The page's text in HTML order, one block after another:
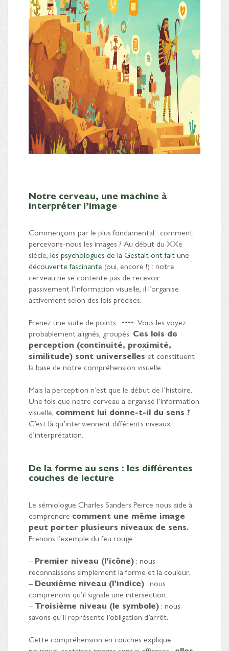
Notre cerveau, une machine à
interpréter l’image
Commençons par le plus fondamental : comment
percevons-nous les images ? Au début du XXe
siècle, les psychologues de la Gestalt ont fait une
découverte fascinante (oui, encore !) : notre
cerveau ne se contente pas de recevoir
passivement l’information visuelle, il l’organise
activement selon des lois précises.
Prenez une suite de points : ••••. Vous les voyez
probablement alignés, groupés. Ces lois de
perception (continuité, proximité,
similitude) sont universelles et constituent
la base de notre compréhension visuelle.
Mais la perception n’est que le début de l’histoire.
Une fois que notre cerveau a organisé l’information
visuelle, comment lui donne-t-il du sens ?
C’est là qu’interviennent différents niveaux
d’interprétation.
De la forme au sens : les différentes
couches de lecture
Le sémiologue Charles Sanders Peirce nous aide à
comprendre comment une même image
peut porter plusieurs niveaux de sens.
Prenons l’exemple du feu rouge :
– Premier niveau (l’icône): nous
reconnaissons simplement la forme et la couleur.
– Deuxième niveau (l’indice): nous
comprenons qu’il signale une intersection.
– Troisième niveau (le symbole): nous
savons qu’il représente l’obligation d’arrêt.
Cette compréhension en couches explique